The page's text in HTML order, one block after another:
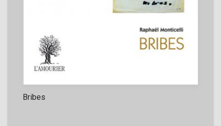
Bribes